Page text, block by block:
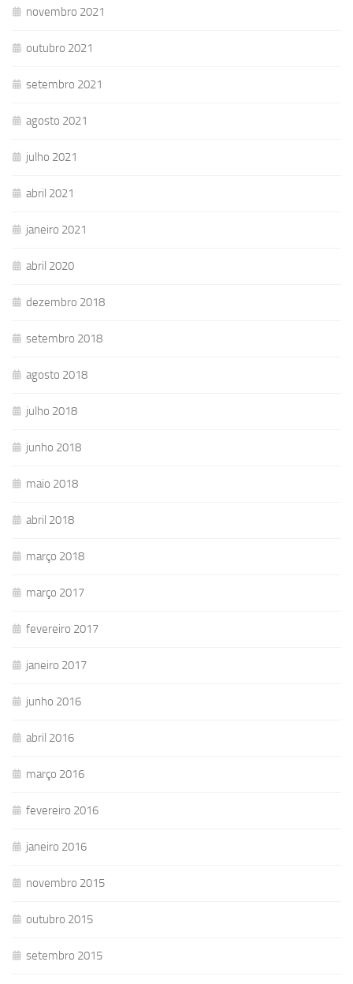
novembro 2021
outubro 2021
setembro 2021
agosto 2021
julho 2021
abril 2021
janeiro 2021
abril 2020
dezembro 2018
setembro 2018
agosto 2018
julho 2018
junho 2018
maio 2018
abril 2018
março 2018
março 2017
fevereiro 2017
janeiro 2017
junho 2016
abril 2016
março 2016
fevereiro 2016
janeiro 2016
novembro 2015
outubro 2015
setembro 2015